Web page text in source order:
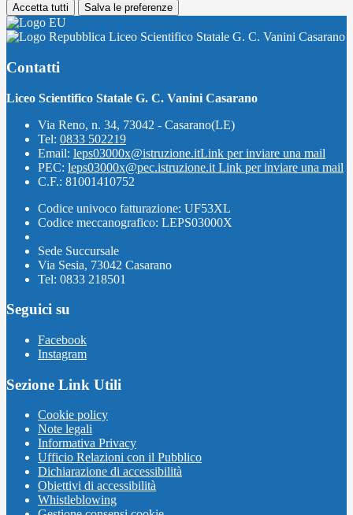
Accetta tutti Salva le preferenze
Liceo Scientifico Statale G. C. Vanini Casarano
Contatti
Liceo Scientifico Statale G. C. Vanini Casarano
Via Reno, n. 34, 73042 - Casarano(LE)
Tel: 0833 502219
Email: leps03000x@istruzione.itLink per inviare una mail
PEC: leps03000x@pec.istruzione.it Link per inviare una mail
C.F.: 81001410752
Codice univoco fatturazione: UF53XL
Codice meccanografico: LEPS03000X
Sede Succursale
Via Sesia, 73042 Casarano
Tel: 0833 218501
Seguici su
Facebook
Instagram
Sezione Link Utili
Cookie policy
Note legali
Informativa Privacy
Ufficio Relazioni con il Pubblico
Dichiarazione di accessibilità
Obiettivi di accessibilità
Whistleblowing